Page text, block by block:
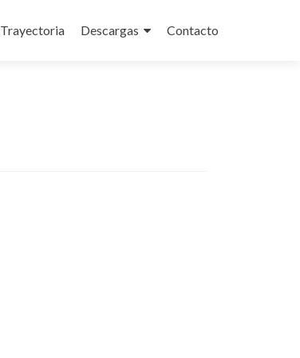
Trayectoria Descargas Contacto